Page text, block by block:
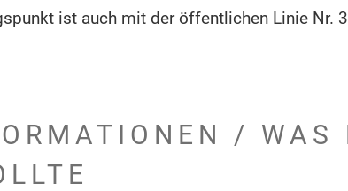
ist auch mit der öffentlichen Linie Nr.
/ WAS